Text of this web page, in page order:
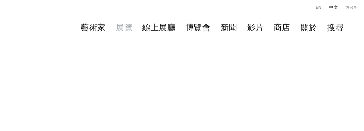
藝術家 展覽 線上展廳 博覽會 新聞 影片 商店 關於 搜尋
EN 中文 한국어